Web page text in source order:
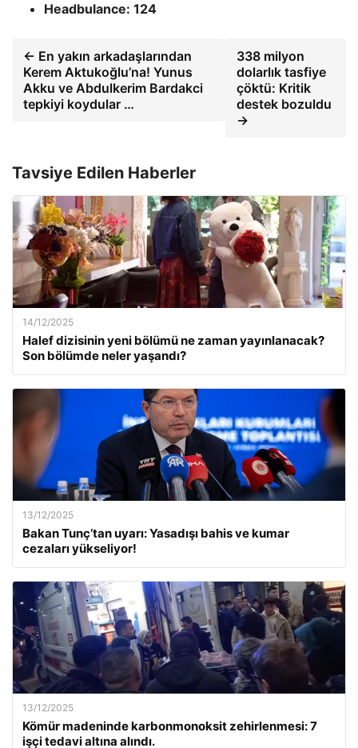
Headbulance: 124
← En yakın arkadaşlarından
Kerem Aktukoğlu’na! Yunus
Akku ve Abdulkerim Bardakci
tepkiyi koydular …
338 milyon
dolarlık tasfiye
çöktü: Kritik
destek bozuldu
→
Tavsiye Edilen Haberler
14/12/2025
Halef dizisinin yeni bölümü ne zaman yayınlanacak?
Son bölümde neler yaşandı?
13/12/2025
Bakan Tunç’tan uyarı: Yasadışı bahis ve kumar
cezaları yükseliyor!
13/12/2025
Kömür madeninde karbonmonoksit zehirlenmesi: 7
işçi tedavi altına alındı.